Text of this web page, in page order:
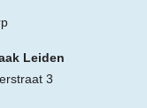
Leiden
3